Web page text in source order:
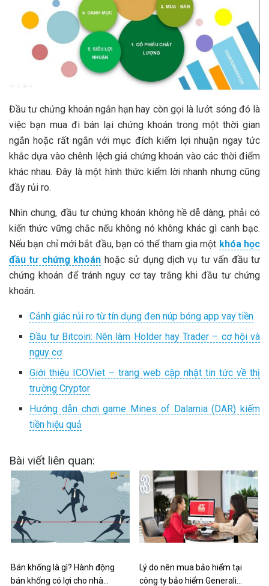
Đầu tư chứng khoán ngắn hạn hay còn gọi là lướt sóng đó là
việc bạn mua đi bán lại chứng khoán trong một thời gian
ngắn hoặc rất ngắn với mục đích kiếm lợi nhuận ngay tức
khắc dựa vào chênh lệch giá chứng khoán vào các thời điểm
khác nhau. Đây là một hình thức kiểm lời nhanh nhưng cũng
đầy rủi ro.
Nhìn chung, đầu tư chứng khoán không hề dễ dàng, phải có
kiến thức vững chắc nếu không nó không khác gì canh bạc.
Nếu bạn chỉ mới bắt đầu, bạn có thể tham gia một khóa học
đầu tư chứng khoán hoặc sử dụng dịch vụ tư vấn đầu tư
chứng khoán để tránh nguy cơ tay trắng khi đầu tư chứng
khoán.
Cảnh giác rủi ro từ tín dụng đen núp bóng app vay tiền
Đầu tư Bitcoin: Nên làm Holder hay Trader – cơ hội và
nguy cơ
Giới thiệu ICOViet – trang web cập nhật tin tức về thị
trường Cryptor
Hướng dẫn chơi game Mines of Dalarnia (DAR) kiếm
tiền hiệu quả
Bài viết liên quan:
Bán khống là gì? Hành động
bán khống có lợi cho nhà…
Lý do nên mua bảo hiểm tại
công ty bảo hiểm Generali…